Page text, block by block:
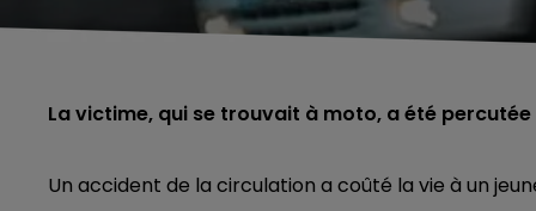
La victime, qui se trouvait à moto, a été
Un accident de la circulation a coûté la vie à un